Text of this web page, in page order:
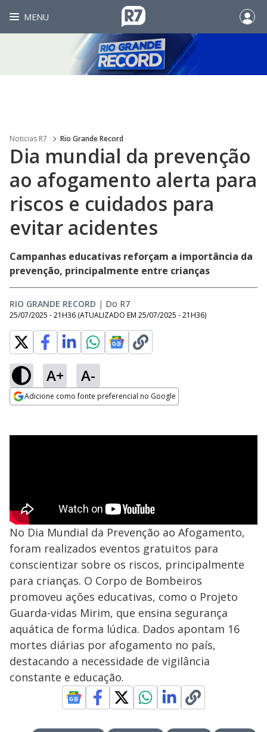
MENU
Noticias R7 Rio Grande Record
Dia mundial da prevenção
ao afogamento alerta para
riscos e cuidados para
evitar acidentes
Campanhas educativas reforçam a importância da
prevenção, principalmente entre crianças
RIO GRANDE RECORD | Do R7
25/07/2025 - 21H36 (ATUALIZADO EM 25/07/2025 - 21H36)
A+ A-
Adicione como fonte preferencial no Google
No Dia Mundial da Prevenção ao Afogamento,
foram realizados eventos gratuitos para
conscientizar sobre os riscos, principalmente
para crianças. O Corpo de Bombeiros
promoveu ações educativas, como o Projeto
Guarda-vidas Mirim, que ensina segurança
aquática de forma lúdica. Dados apontam 16
mortes diárias por afogamento no país,
destacando a necessidade de vigilância
constante e educação.